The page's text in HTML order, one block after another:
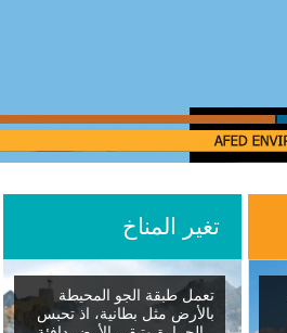
تغير المناخ
تعمل طبقة الجو المحيطة
بالأرض مثل بطانية، اذ تحبس